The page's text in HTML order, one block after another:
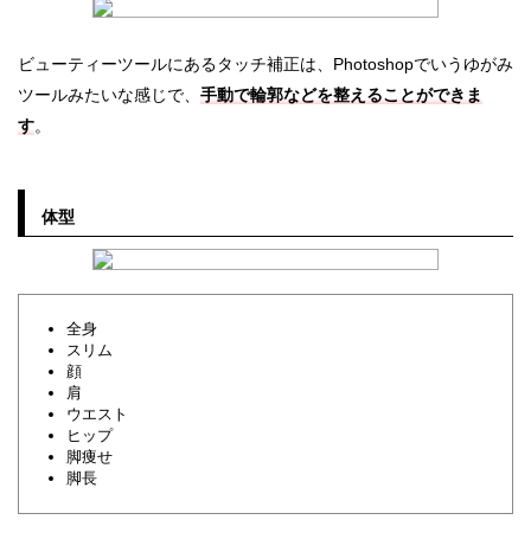
ビューティーツールにあるタッチ補正は、Photoshopでいうゆがみ
ツールみたいな感じで、 手動で輪郭などを整えることができま
す。
体型
全身
スリム
顔
肩
ウエスト
ヒップ
脚痩せ
脚長